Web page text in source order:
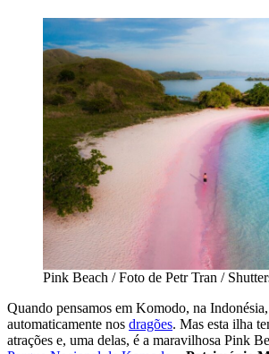
Pink Beach / Foto de Petr Tran /
Quando pensamos em Komodo, na
automaticamente nos dragões. Mas esta ilha
atrações e, uma delas, é a maravilhosa Pink